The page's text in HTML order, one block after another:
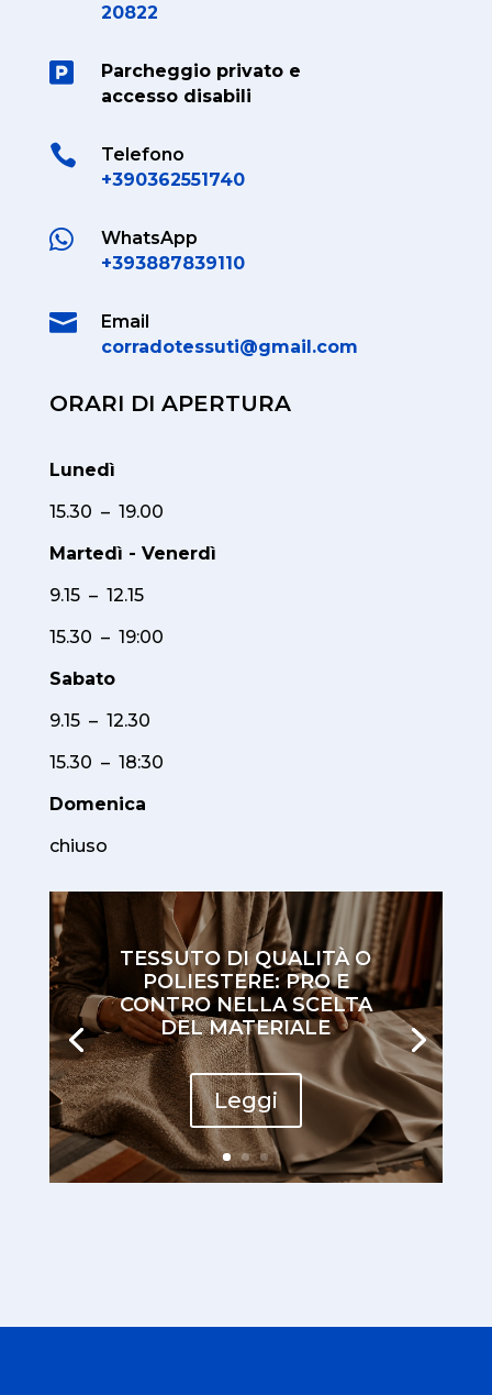
20822

Parcheggio privato e
accesso disabili

Telefono
+390362551740

WhatsApp
+393887839110

Email
corradotessuti@gmail.com
ORARI DI APERTURA
Lunedì
15.30 – 19.00
Martedì - Venerdì
9.15 – 12.15
15.30 – 19:00
Sabato
9.15 – 12.30
15.30 – 18:30
Domenica
chiuso
TESSUTO DI QUALITÀ O
POLIESTERE: PRO E
CONTRO NELLA SCELTA
DEL MATERIALE
Leggi